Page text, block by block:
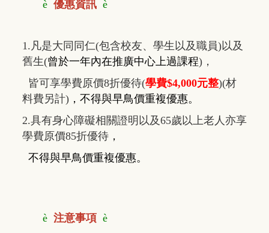
è 優惠資訊 è
1.凡是大同同仁(包含校友、學生以及職員)以及
舊生(曾於一年內在推廣中心上過課程)，
皆可享學費原價8折優待(學費$4,000元整)(材
料費另計) ， 不得與早鳥價重複優惠。
2.具有身心障礙相關證明以及65歲以上老人亦享
學費原價85折優待 ，
不得與早鳥價重複優惠。
è 注意事項 è